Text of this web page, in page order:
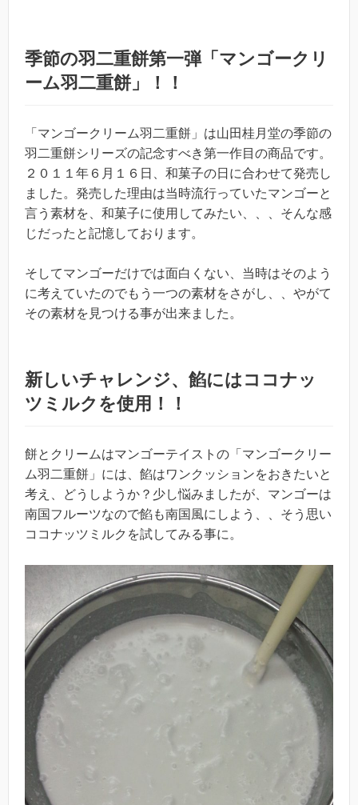
季節の羽二重餅第一弾「マンゴークリ
ーム羽二重餅」！！
「マンゴークリーム羽二重餅」は山田桂月堂の季節の
羽二重餅シリーズの記念すべき第一作目の商品です。
２０１１年６月１６日、和菓子の日に合わせて発売し
ました。発売した理由は当時流行っていたマンゴーと
言う素材を、和菓子に使用してみたい、、、そんな感
じだったと記憶しております。
そしてマンゴーだけでは面白くない、当時はそのよう
に考えていたのでもう一つの素材をさがし、、やがて
その素材を見つける事が出来ました。
新しいチャレンジ、餡にはココナッ
ツミルクを使用！！
餅とクリームはマンゴーテイストの「マンゴークリー
ム羽二重餅」には、餡はワンクッションをおきたいと
考え、どうしようか？少し悩みましたが、マンゴーは
南国フルーツなので餡も南国風にしよう、、そう思い
ココナッツミルクを試してみる事に。